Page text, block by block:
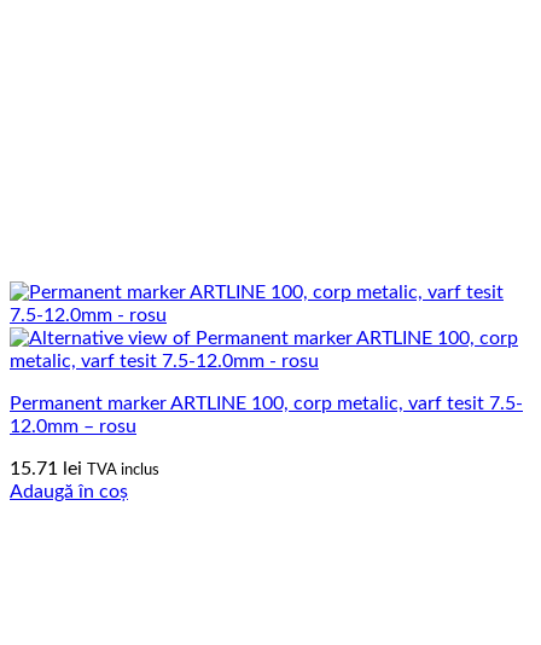
Permanent marker ARTLINE 100, corp metalic, varf tesit 7.5-
12.0mm – rosu
15.71 lei TVA inclus
Adaugă în coș